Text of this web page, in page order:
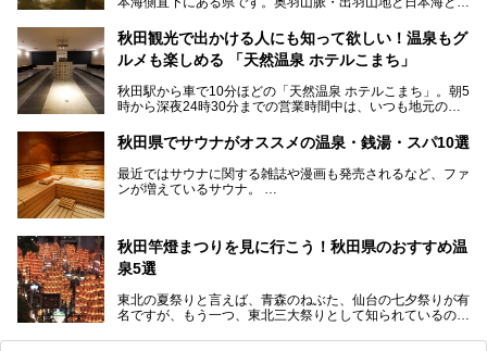
界自然遺産に登録された白神山地のほか、多くの国立公園・
国定公園を擁しています。
「あきたこまち」に代表される米の生産量は国内第3位。米
ハタハタ・しょっつる（魚醤）といった独特の食材も豊富で
す。
げ」など、全国的に有名な催しも多い秋田県。観光旅行にも
役立つ、県内のおすすめスーパー銭湯＆立ち寄り湯情報をご
紹介します。
秋田観光で出かける人にも知って欲しい！温泉もグ
ルメも楽しめる 「天然温泉 ホテルこまち」
秋田駅から車で10分ほどの「天然温泉 ホテルこまち」。朝5
時から深夜24時30分までの営業時間中は、いつも地元の人
岩盤浴入り放題なのに1泊3,500円からと破格の安さ！
観光にも便利な「天然温泉 ホテルこまち」の魅力をたっぷ
りお届けします。
秋田県でサウナがオススメの温泉・銭湯・スパ10選
最近ではサウナに関する雑誌や漫画も発売されるなど、ファ
ンが増えているサウナ。
こだわりを持つ施設も増えています。
今回はそんな今話題のサウナが楽しめる、秋田県内にあるオ
ススメ温泉・銭湯・スパを10件まとめてご紹介します。
秋田竿燈まつりを見に行こう！秋田県のおすすめ温
泉5選
東北の夏祭りと言えば、青森のねぶた、仙台の七夕祭りが有
名ですが、もう一つ、東北三大祭りとして知られているのが